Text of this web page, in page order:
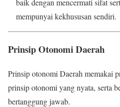
mempunyai kekhususan sendiri.
Prinsip Otonomi Daerah
Prinsip otonomi Daerah memakai
prinsip otonomi yang nyata, serta
bertanggung jawab.